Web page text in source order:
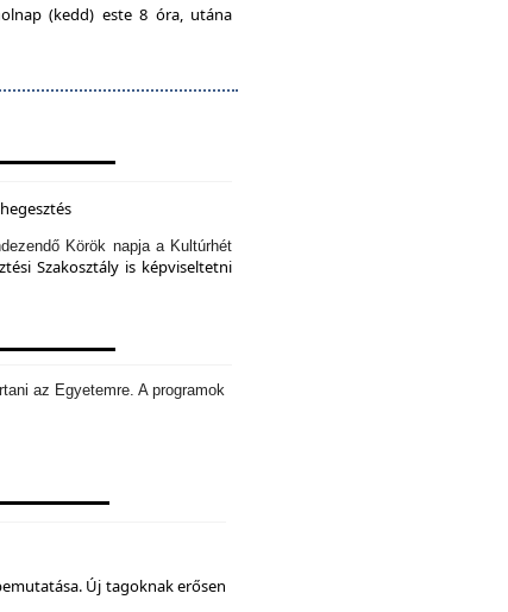
(kedd) este 8 óra, utána
Körök napja a Kultúrhét
Szakosztály is képviseltetni
az Egyetemre. A programok
Új tagoknak erősen